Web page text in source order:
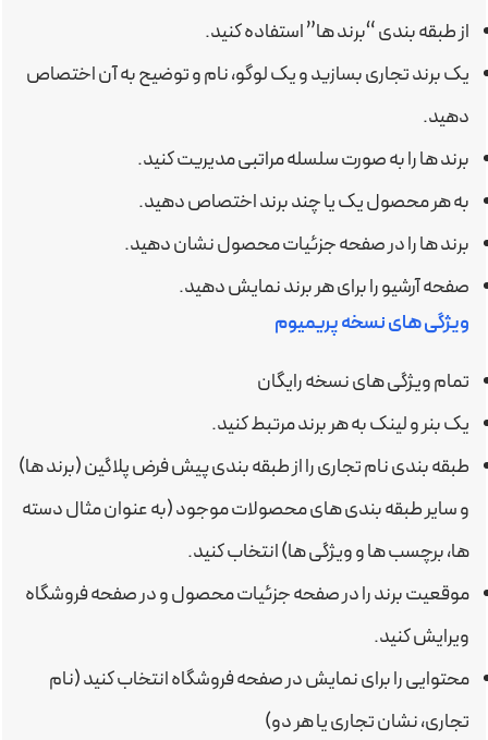
از طبقه بندی “برند ها” استفاده کنید.
یک برند تجاری بسازید و یک لوگو، نام و توضیح به آن اختصاص
دهید.
برند ها را به صورت سلسله مراتبی مدیریت کنید.
به هر محصول یک یا چند برند اختصاص دهید.
برند ها را در صفحه جزئیات محصول نشان دهید.
صفحه آرشیو را برای هر برند نمایش دهید.
ویژگی های نسخه پریمیوم
تمام ویژگی های نسخه رایگان
یک بنر و لینک به هر برند مرتبط کنید.
طبقه بندی نام تجاری را از طبقه بندی پیش فرض پلاگین (برند ها)
و سایر طبقه بندی های محصولات موجود (به عنوان مثال دسته
ها، برچسب ها و ویژگی ها) انتخاب کنید.
موقعیت برند را در صفحه جزئیات محصول و در صفحه فروشگاه
ویرایش کنید.
محتوایی را برای نمایش در صفحه فروشگاه انتخاب کنید (نام
تجاری، نشان تجاری یا هر دو)